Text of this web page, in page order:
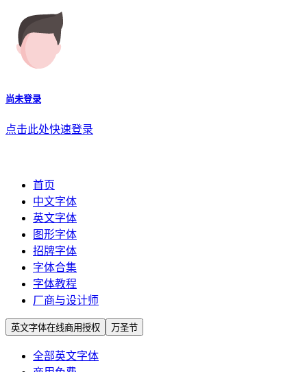
尚未登录
点击此处快速登录
首页
中文字体
英文字体
图形字体
招牌字体
字体合集
字体教程
厂商与设计师
英文字体在线商用授权 万圣节
全部英文字体